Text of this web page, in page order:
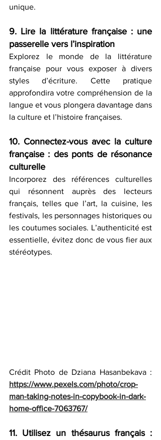
unique.
9. Lire la littérature française : une
passerelle vers l’inspiration
Explorez le monde de la littérature
française pour vous exposer à divers
styles d’écriture. Cette pratique
approfondira votre compréhension de la
langue et vous plongera davantage dans
la culture et l’histoire françaises.
10. Connectez-vous avec la culture
française : des ponts de résonance
culturelle
Incorporez des références culturelles
qui résonnent auprès des lecteurs
français, telles que l’art, la cuisine, les
festivals, les personnages historiques ou
les coutumes sociales. L’authenticité est
essentielle, évitez donc de vous fier aux
stéréotypes.
https://www.pexels.com/photo/crop-
man-taking-notes-in-copybook-in-dark-
home-office-7063767/
11. Utilisez un thésaurus français :